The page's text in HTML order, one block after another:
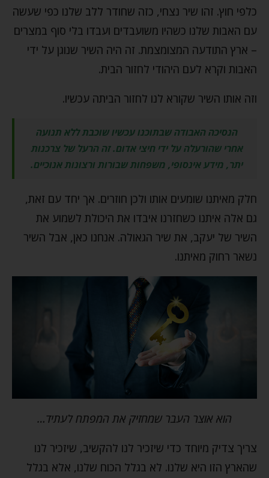
כלפי חוץ. זהו שיר נצחי, כזה שחודר ללב שלנו כפי שעשה
עם האבות שלנו כשהיו משועבדים ועבדו בלי סוף במצרים
– ארץ התודעה המצומצמת. זה היה השיר שנוגן על ידי
האבות וקרא לעם היהודי לחזור הבית.
וזה אותו השיר שקורא לנו לחזור הביתה עכשיו.
הנסיכה האבודה שבתוכנו עכשיו שוכבת ללא תנועה
אחרי שהורעלה על ידי חיצי אדום. זה הרעל של צרכנות
יתר, מידע אינסופי, משפחות שבורות ורצונות אנוכיים.
חלק מאיתנו שומעים אותו ולכן חוזרים. אך יחד עם זאת,
גם אלה איתנו כשחזרנו איבדו את היכולת לשמוע את
השיר של יעקב, את שיר הגאולה. אנחנו כאן, אבל השיר
נשאר רחוק מאיתנו.
הוא אוצר העבר שמחזיק את המפתח לעתיד…
צריך צדיק מיוחד כדי שיזכיר לנו להקשיב, שיזכיר לנו
שהארץ הזו היא שלנו. לא בגלל הכוח שלנו, אלא בגלל